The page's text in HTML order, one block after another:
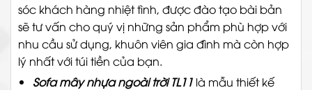
sóc khách hàng nhiệt tình, được đào tạo bài bản
sẽ tư vấn cho quý vị những sản phẩm phù hợp với
nhu cầu sử dụng, khuôn viên gia đình mà còn hợp
lý nhất với túi tiền của bạn.
Sofa mây nhựa ngoài trời TL11 là mẫu thiết kế